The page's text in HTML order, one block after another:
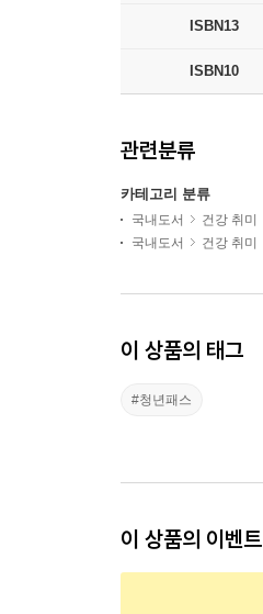
ISBN13
ISBN10
관련분류
카테고리 분류
국내도서 건강 취미
국내도서
건강 취미
이 상품의 태그
#청년패스
이 상품의 이벤트